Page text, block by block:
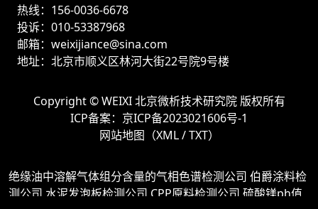
热线：156-0036-6678
投诉：010-53387968
邮箱：weixijiance@sina.com
地址：北京市顺义区林河大街22号院9号楼
Copyright ©WEIXI 北京微析技术研究院版权所有
ICP备案： 京ICP备2023021606号-1
网站地图（XML/TXT）
绝缘油中溶解气体组分含量的气相色谱检测公司 伯爵涂料检
测公司 水泥发泡板检测公司 CPP原料检测公司 硫酸镁ph值